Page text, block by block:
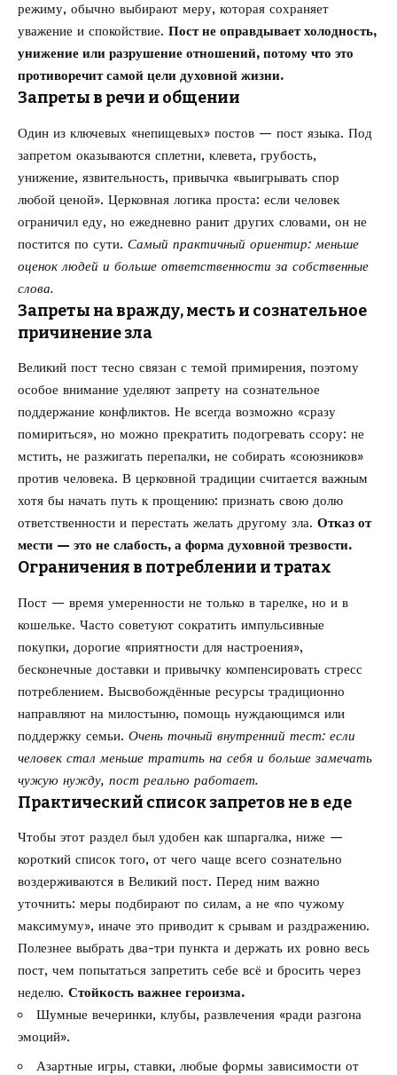
режиму, обычно выбирают меру, которая сохраняет
уважение и спокойствие. Пост не оправдывает холодность,
унижение или разрушение отношений, потому что это
противоречит самой цели духовной жизни.
Запреты в речи и общении
Один из ключевых «непищевых» постов — пост языка. Под
запретом оказываются сплетни, клевета, грубость,
унижение, язвительность, привычка «выигрывать спор
любой ценой». Церковная логика проста: если человек
ограничил еду, но ежедневно ранит других словами, он не
постится по сути. Самый практичный ориентир: меньше
оценок людей и больше ответственности за собственные
слова.
Запреты на вражду, месть и сознательное
причинение зла
Великий пост тесно связан с темой примирения, поэтому
особое внимание уделяют запрету на сознательное
поддержание конфликтов. Не всегда возможно «сразу
помириться», но можно прекратить подогревать ссору: не
мстить, не разжигать перепалки, не собирать «союзников»
против человека. В церковной традиции считается важным
хотя бы начать путь к прощению: признать свою долю
ответственности и перестать желать другому зла. Отказ от
мести — это не слабость, а форма духовной трезвости.
Ограничения в потреблении и тратах
Пост — время умеренности не только в тарелке, но и в
кошельке. Часто советуют сократить импульсивные
покупки, дорогие «приятности для настроения»,
бесконечные доставки и привычку компенсировать стресс
потреблением. Высвобождённые ресурсы традиционно
направляют на милостыню, помощь нуждающимся или
поддержку семьи. Очень точный внутренний тест: если
человек стал меньше тратить на себя и больше замечать
чужую нужду, пост реально работает.
Практический список запретов не в еде
Чтобы этот раздел был удобен как шпаргалка, ниже —
короткий список того, от чего чаще всего сознательно
воздерживаются в Великий пост. Перед ним важно
уточнить: меры подбирают по силам, а не «по чужому
максимуму», иначе это приводит к срывам и раздражению.
Полезнее выбрать два-три пункта и держать их ровно весь
пост, чем попытаться запретить себе всё и бросить через
неделю. Стойкость важнее героизма.
Шумные вечеринки, клубы, развлечения «ради разгона
эмоций».
Азартные игры, ставки, любые формы зависимости от